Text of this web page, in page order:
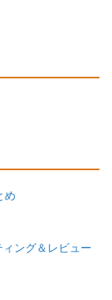
め
ング＆レビュー